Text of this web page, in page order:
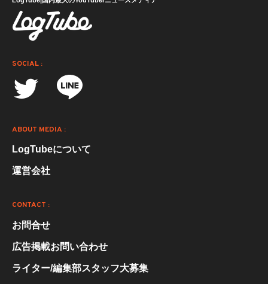
SOCIAL :
ABOUT MEDIA :
LogTubeについて
運営会社
CONTACT :
お問合せ
広告掲載お問い合わせ
ライター/編集部スタッフ大募集